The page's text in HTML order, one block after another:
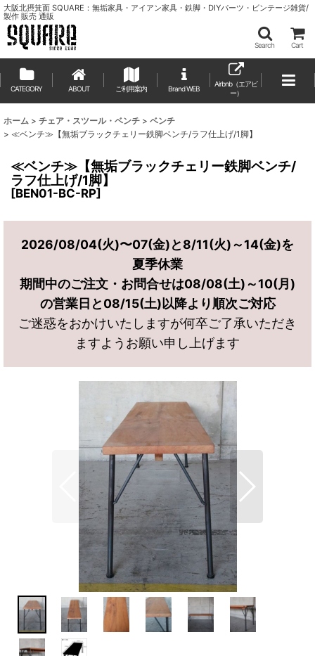
大阪北摂箕面 SQUARE：無垢家具・アイアン家具・鉄脚・DIYパーツ・ビンテージ雑貨/
製作 販売 通販
Search Cart
CATEGORY ABOUT ご利用案内
Airbnb（エアビ
ー）
ホーム > チェア・スツール・ベンチ > ベンチ
> ≪ベンチ≫【無垢ブラックチェリー鉄脚ベンチ/ラフ仕上げ/1脚】
≪ベンチ≫【無垢ブラックチェリー鉄脚ベンチ/
ラフ仕上げ/1脚】
[BEN01-BC-RP]
2026/08/04(火)〜07(金)と8/11(火)～14(金)を
夏季休業
期間中のご注文・お問合せは08/08(土)～10(月)
の営業日と08/15(土)以降より順次ご対応
ご迷惑をおかけいたしますが何卒ご了承いただき
ますようお願い申し上げます